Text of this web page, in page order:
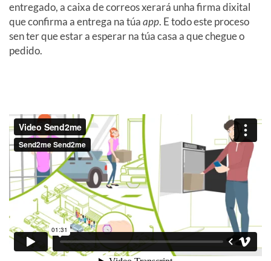
entregado, a caixa de correos xerará unha firma dixital
que confirma a entrega na túaapp. E todo este proceso
sen ter que estar a esperar na túa casa a que chegue o
pedido.